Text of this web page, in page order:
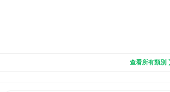
查看所有類別